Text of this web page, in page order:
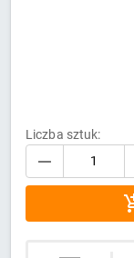
Liczba sztuk: